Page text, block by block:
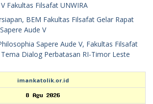
Fakultas Filsafat UNWIRA
BEM Fakultas Filsafat Gelar Rapat
Aude V
Sapere Aude V, Fakultas Filsafat
Dialog Perbatasan RI-Timor Leste
imankatolik.or.id